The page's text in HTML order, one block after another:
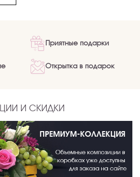
Приятные подарки
Открытка в подарок
И СКИДКИ